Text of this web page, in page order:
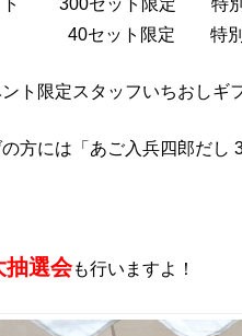
ット 300セット限定 特別
セット限定 特別価
ト限定スタッフいちおしギ
方には「あご入兵四郎だし
抽選会も行いますよ！